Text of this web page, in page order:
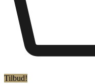
Tilbud!